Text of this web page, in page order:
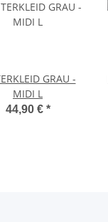
GRAU -
MIDI L
44,90 € *